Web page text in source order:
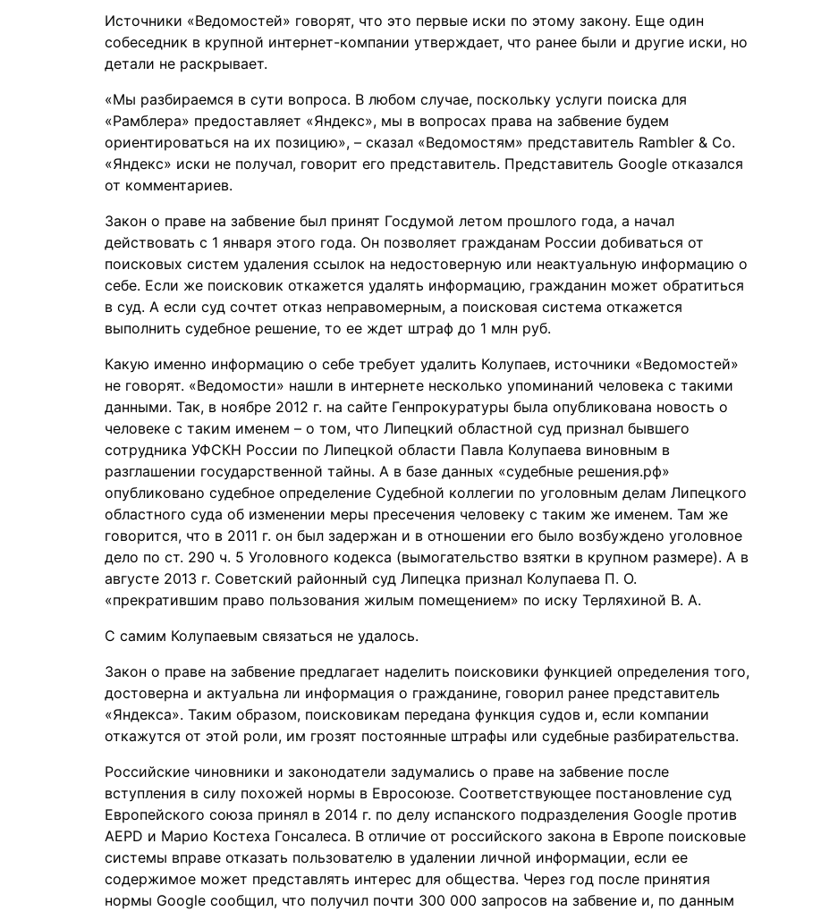
Источники «Ведомостей» говорят, что это первые иски по этому закону. Еще один
собеседник в крупной интернет-компании утверждает, что ранее были и другие иски, но
детали не раскрывает.
«Мы разбираемся в сути вопроса. В любом случае, поскольку услуги поиска для
«Рамблера» предоставляет «Яндекс», мы в вопросах права на забвение будем
ориентироваться на их позицию», – сказал «Ведомостям» представитель Rambler & Co.
«Яндекс» иски не получал, говорит его представитель. Представитель Google отказался
от комментариев.
Закон о праве на забвение был принят Госдумой летом прошлого года, а начал
действовать с 1 января этого года. Он позволяет гражданам России добиваться от
поисковых систем удаления ссылок на недостоверную или неактуальную информацию о
себе. Если же поисковик откажется удалять информацию, гражданин может обратиться
в суд. А если суд сочтет отказ неправомерным, а поисковая система откажется
выполнить судебное решение, то ее ждет штраф до 1 млн руб.
Какую именно информацию о себе требует удалить Колупаев, источники «Ведомостей»
не говорят. «Ведомости» нашли в интернете несколько упоминаний человека с такими
данными. Так, в ноябре 2012 г. на сайте Генпрокуратуры была опубликована новость о
человеке с таким именем – о том, что Липецкий областной суд признал бывшего
сотрудника УФСКН России по Липецкой области Павла Колупаева виновным в
разглашении государственной тайны. А в базе данных «судебные решения.рф»
опубликовано судебное определение Судебной коллегии по уголовным делам Липецкого
областного суда об изменении меры пресечения человеку с таким же именем. Там же
говорится, что в 2011 г. он был задержан и в отношении его было возбуждено уголовное
дело по ст. 290 ч. 5 Уголовного кодекса (вымогательство взятки в крупном размере). А в
августе 2013 г. Советский районный суд Липецка признал Колупаева П. О.
«прекратившим право пользования жилым помещением» по иску Терляхиной В. А.
С самим Колупаевым связаться не удалось.
Закон о праве на забвение предлагает наделить поисковики функцией определения того,
достоверна и актуальна ли информация о гражданине, говорил ранее представитель
«Яндекса». Таким образом, поисковикам передана функция судов и, если компании
откажутся от этой роли, им грозят постоянные штрафы или судебные разбирательства.
Российские чиновники и законодатели задумались о праве на забвение после
вступления в силу похожей нормы в Евросоюзе. Соответствующее постановление суд
Европейского союза принял в 2014 г. по делу испанского подразделения Google против
AEPD и Марио Костеха Гонсалеса. В отличие от российского закона в Европе поисковые
системы вправе отказать пользователю в удалении личной информации, если ее
содержимое может представлять интерес для общества. Через год после принятия
нормы Google сообщил, что получил почти 300 000 запросов на забвение и, по данным